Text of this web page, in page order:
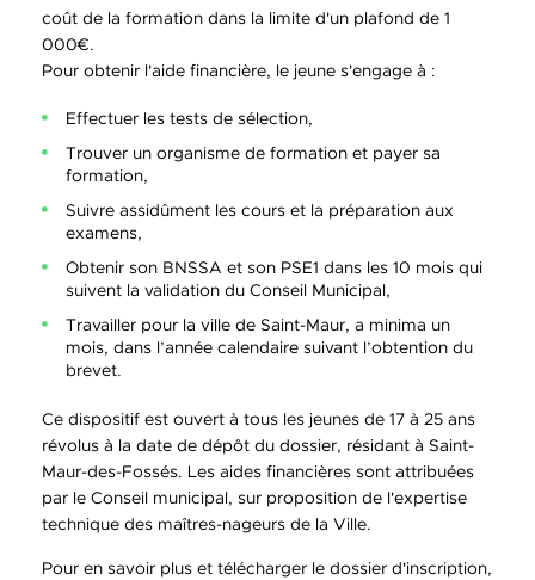
coût de la formation dans la limite d'un plafond de 1
000€.
Pour obtenir l'aide financière, le jeune s'engage à :
Effectuer les tests de sélection,
Trouver un organisme de formation et payer sa
formation,
Suivre assidûment les cours et la préparation aux
examens,
Obtenir son BNSSA et son PSE1 dans les 10 mois qui
suivent la validation du Conseil Municipal,
Travailler pour la ville de Saint-Maur, a minima un
mois, dans l’année calendaire suivant l’obtention du
brevet.
Ce dispositif est ouvert à tous les jeunes de 17 à 25 ans
révolus à la date de dépôt du dossier, résidant à Saint-
Maur-des-Fossés. Les aides financières sont attribuées
par le Conseil municipal, sur proposition de l'expertise
technique des maîtres-nageurs de la Ville.
Pour en savoir plus et télécharger le dossier d'inscription,